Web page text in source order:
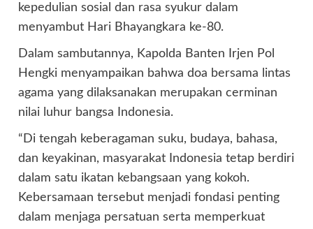
kepedulian sosial dan rasa syukur dalam
menyambut Hari Bhayangkara ke-80.
Dalam sambutannya, Kapolda Banten Irjen Pol
Hengki menyampaikan bahwa doa bersama lintas
agama yang dilaksanakan merupakan cerminan
nilai luhur bangsa Indonesia.
“Di tengah keberagaman suku, budaya, bahasa,
dan keyakinan, masyarakat Indonesia tetap berdiri
dalam satu ikatan kebangsaan yang kokoh.
Kebersamaan tersebut menjadi fondasi penting
dalam menjaga persatuan serta memperkuat